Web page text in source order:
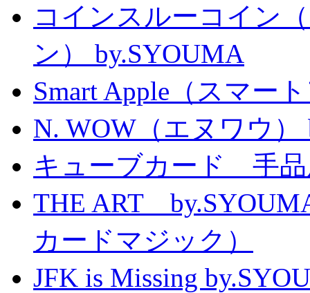
コインスルーコイン
ン） by.SYOUMA
Smart Apple（スマー
N. WOW（エヌワウ）
キューブカード 手
THE ART
カードマジック）
JFK is Missing